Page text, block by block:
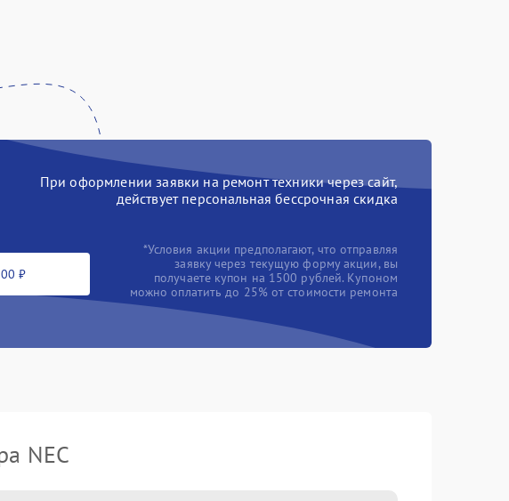
При оформлении заявки на ремонт техники через сайт,
действует персональная бессрочная скидка
₽
*Условия акции предполагают, что отправляя
заявку через текущую форму акции, вы
получаете купон на 1500 рублей. Купоном
можно оплатить до 25% от стоимости ремонта
NEC